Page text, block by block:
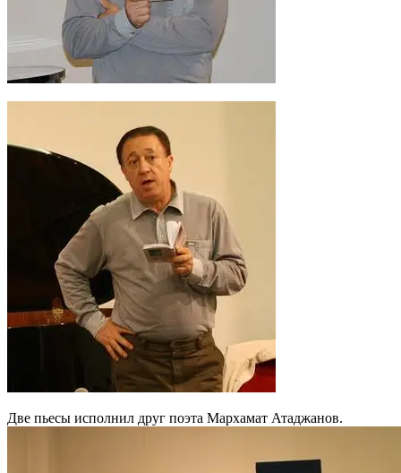
Две пьесы исполнил друг поэта Мархамат Атаджанов.